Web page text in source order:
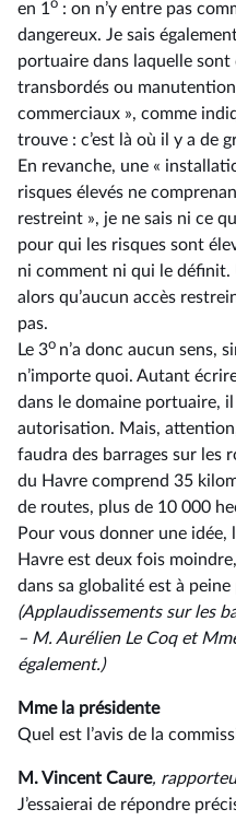
en 1
: on n’y entre pas
dangereux. Je sais
portuaire dans laquelle sont
transbordés ou
commerciaux », comme
trouve : c’est là où il y a de
En revanche, une «
risques élevés ne
restreint », je ne sais ni ce
pour qui les risques sont
ni comment ni qui le définit.
alors qu’aucun accès
pas.
Le 3o n’a donc aucun sens,
n’importe quoi. Autant
dans le domaine portuaire,
autorisation. Mais,
faudra des barrages sur les
du Havre comprend 35
de routes, plus de 10 000
Pour vous donner une
Havre est deux fois
dans sa globalité est à
(Applaudissements sur les
–⁠ M. Aurélien Le Coq et
également.)
Mme la présidente
Quel est l’avis de la
M. Vincent Caure,
J’essaierai de répondre